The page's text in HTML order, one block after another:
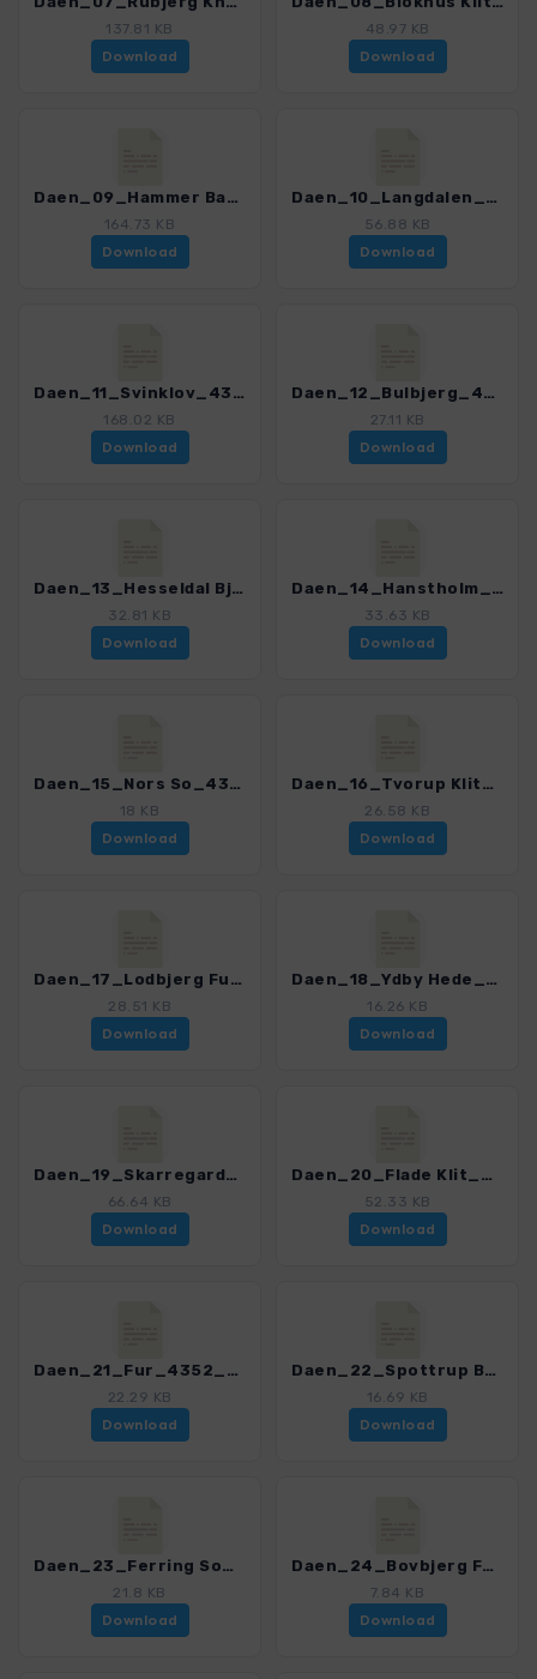
137.81 KB
Download
48.97 KB
Download
Daen_09_Hammer Bakker_4352_3.gpx
164.73 KB
Download
Daen_10_Langdalen_4352_3.gpx
56.88 KB
Download
Daen_11_Svinklov_4352_3.gpx
168.02 KB
Download
Daen_12_Bulbjerg_4352_3.gpx
27.11 KB
Download
Daen_13_Hesseldal Bjerg_4352_3.gpx
32.81 KB
Download
Daen_14_Hanstholm_4352_3.gpx
33.63 KB
Download
Daen_15_Nors So_4352_3.gpx
18 KB
Download
Daen_16_Tvorup Klitplantage_4352_3.gpx
26.58 KB
Download
Daen_17_Lodbjerg Fur_4352_3.gpx
28.51 KB
Download
Daen_18_Ydby Hede_4352_3.gpx
16.26 KB
Download
Daen_19_Skarregard_4352_3.gpx
66.64 KB
Download
Daen_20_Flade Klit_4352_3.gpx
52.33 KB
Download
Daen_21_Fur_4352_3.gpx
22.29 KB
Download
Daen_22_Spottrup Borg_4352_3.gpx
16.69 KB
Download
Daen_23_Ferring So_4352_3.gpx
21.8 KB
Download
Daen_24_Bovbjerg Fur_4352_3.gpx
7.84 KB
Download